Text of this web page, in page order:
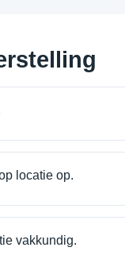
locatie op.
vakkundig.